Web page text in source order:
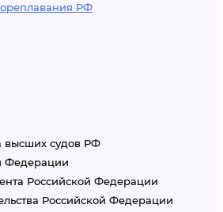
РФ
высших судов РФ
Федерации
Российской Федерации
Российской Федерации